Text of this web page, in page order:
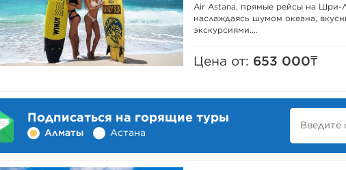
Air Astana, прямые рейсы на Шри-
наслаждаясь шумом океана,
экскурсиями....
Цена от: 653 000₸
Подписаться на горящие туры
Алматы Астана